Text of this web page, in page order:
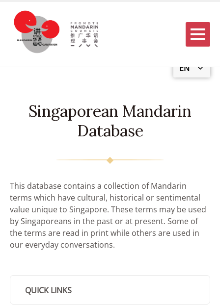
EN
Menu
Singaporean Mandarin
Database
This database contains a collection of Mandarin
terms which have cultural, historical or sentimental
value unique to Singapore. These terms may be used
by Singaporeans in the past or at present. Some of
the terms are read in print while others are used in
our everyday conversations.
QUICK LINKS